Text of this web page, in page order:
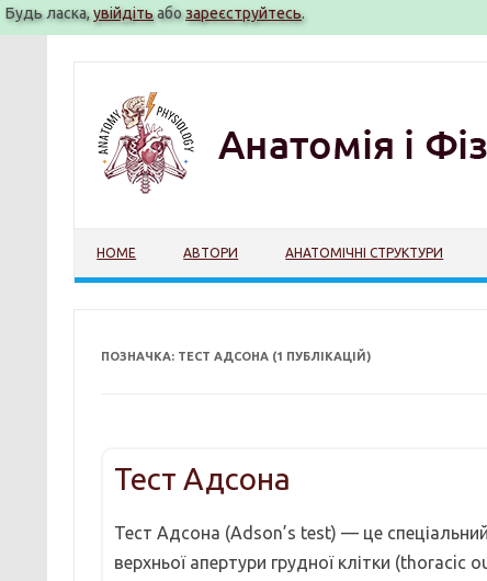
Будь ласка,увійдітьабозареєструйтесь.
HOME АВТОРИ АНАТОМІЧНІ СТРУКТУРИ
ПОЗНАЧКА: ТЕСТ АДСОНА (1 ПУБЛІКАЦІЙ)
Тест Адсона
Тест Адсона (Adson’s test) — це
верхньої апертури грудної клітки